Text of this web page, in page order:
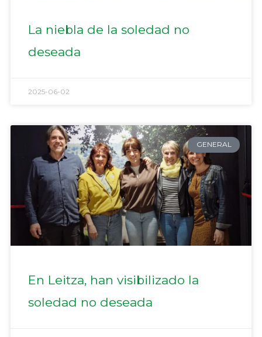
La niebla de la soledad no
deseada
2025-06-02
GENERAL
En Leitza, han visibilizado la
soledad no deseada